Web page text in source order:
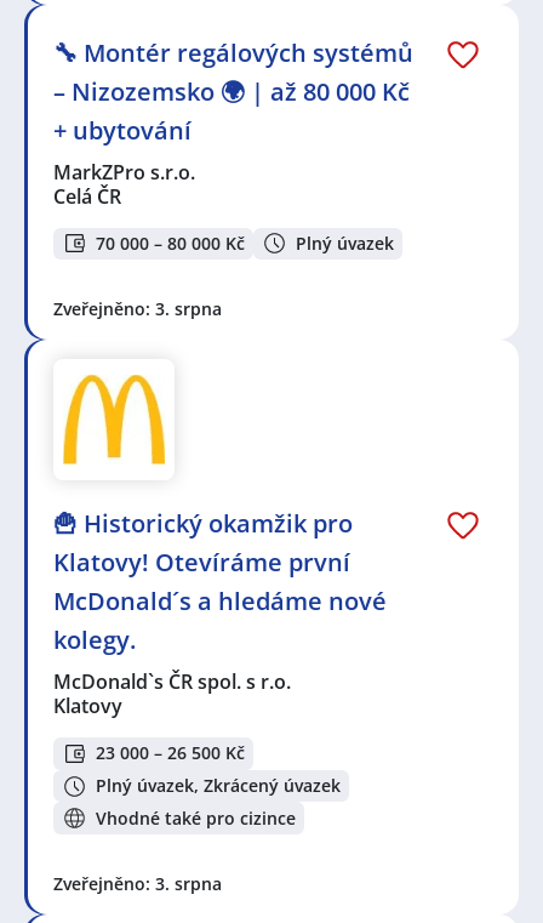
🔧 Montér regálových systémů
– Nizozemsko 🌍 | až 80 000 Kč
+ ubytování
MarkZPro s.r.o.
Celá ČR
70 000 – 80 000 Kč Plný úvazek
Zveřejněno: 3. srpna
🍟 Historický okamžik pro
Klatovy! Otevíráme první
McDonald´s a hledáme nové
kolegy.
McDonald`s ČR spol. s r.o.
Klatovy
23 000 – 26 500 Kč
Plný úvazek, Zkrácený úvazek
Vhodné také pro cizince
Zveřejněno: 3. srpna